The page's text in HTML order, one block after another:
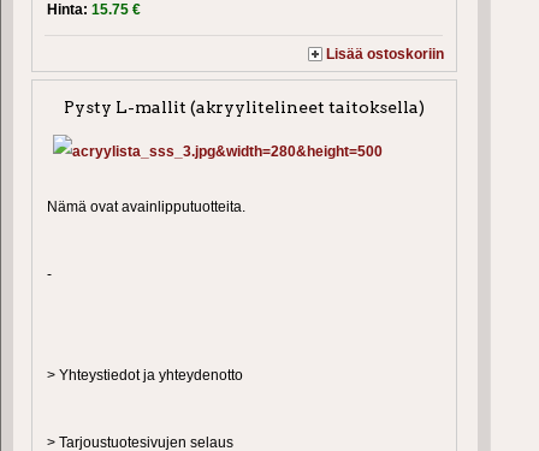
Hinta: 15.75 €
Lisää ostoskoriin
Pysty L-mallit (akryylitelineet taitoksella)
Nämä ovat avainlipputuotteita.
-
> Yhteystiedot ja yhteydenotto
> Tarjoustuotesivujen selaus